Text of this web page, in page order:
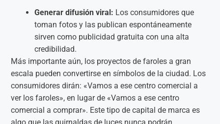
Generar difusión viral: Los consumidores que
toman fotos y las publican espontáneamente
sirven como publicidad gratuita con una alta
credibilidad.
Más importante aún, los proyectos de faroles a gran
escala pueden convertirse en símbolos de la ciudad. Los
consumidores dirán: «Vamos a ese centro comercial a
ver los faroles», en lugar de «Vamos a ese centro
comercial a comprar». Este tipo de capital de marca es